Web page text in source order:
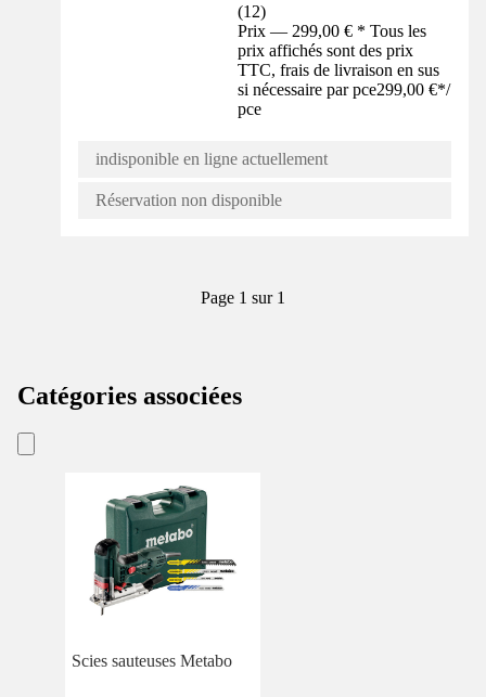
(12)
Prix — 299,00 € * Tous les
prix affichés sont des prix
TTC, frais de livraison en sus
si nécessaire par pce299,00 €*/
pce
indisponible en ligne actuellement
Réservation non disponible
Page 1 sur 1
Catégories associées
Scies sauteuses Metabo